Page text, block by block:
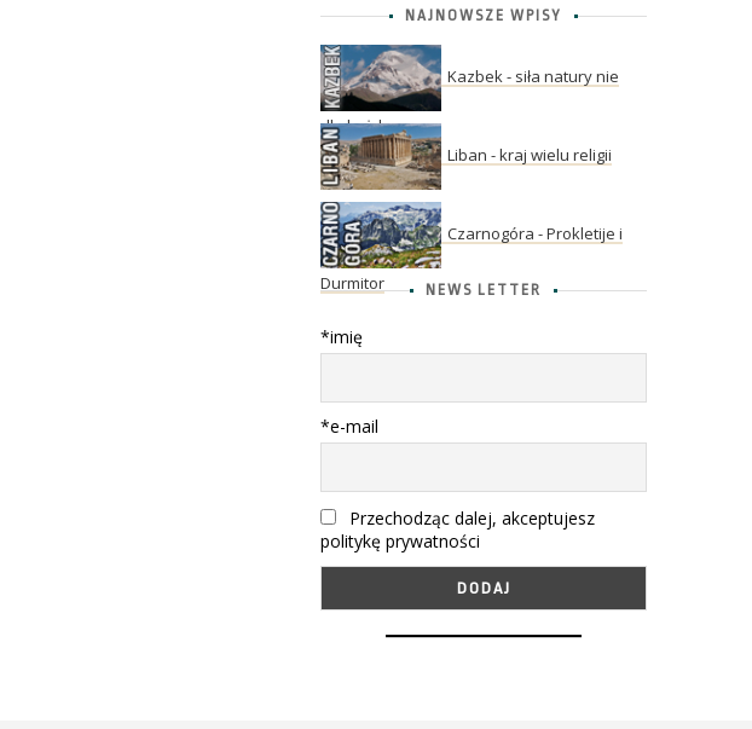
NAJNOWSZE WPISY
Kazbek - siła natury nie
dla każdego
Liban - kraj wielu religii
Czarnogóra - Prokletije i
Durmitor NEWS LETTER
*imię
*e-mail
Przechodząc dalej, akceptujesz
politykę prywatności